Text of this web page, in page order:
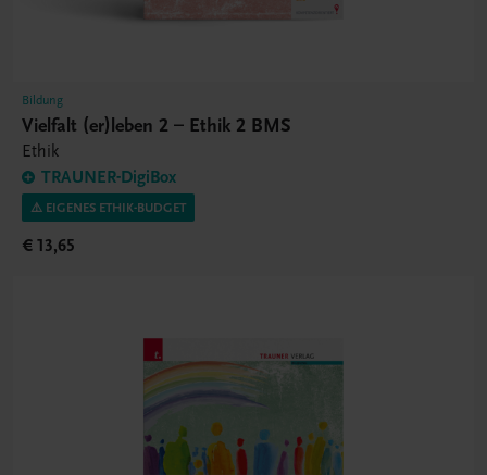
Bildung
Vielfalt (er)leben 2 – Ethik 2 BMS
Ethik
TRAUNER-DigiBox
⚠️ EIGENES ETHIK-BUDGET
€ 13,65